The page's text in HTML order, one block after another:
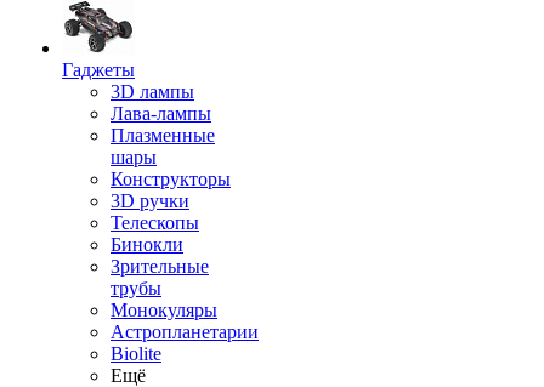
Гаджеты
3D лампы
Лава-лампы
Плазменные
шары
Конструкторы
3D ручки
Телескопы
Бинокли
Зрительные
трубы
Монокуляры
Астропланетарии
Biolite
Ещё